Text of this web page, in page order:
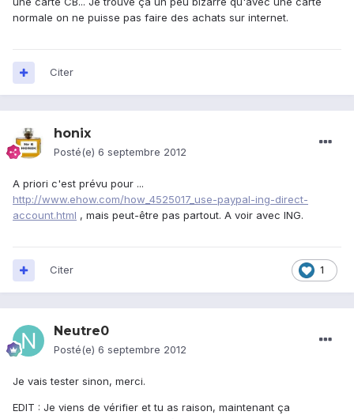
normale on ne puisse pas faire des achats sur internet.
Citer
honix
Posté(e) 6 septembre 2012
A priori c'est prévu pour ...
http://www.ehow.com/how_4525017_use-paypal-ing-direct-
account.html , mais peut-être pas partout. A voir avec ING.
1
Citer
Neutre0
Posté(e) 6 septembre 2012
Je vais tester sinon, merci.
EDIT : Je viens de vérifier et tu as raison, maintenant ça